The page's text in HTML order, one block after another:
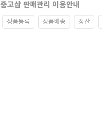
중고샵 판매관리 이용안내
상품등록 상품배송 정산